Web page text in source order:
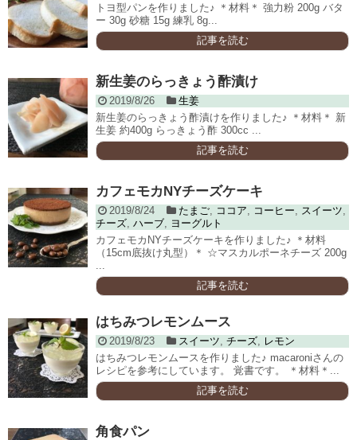
トヨ型パンを作りました♪ ＊材料＊ 強力粉 200g バタ
ー 30g 砂糖 15g 練乳 8g...
記事を読む
新生姜のらっきょう酢漬け
2019/8/26
生姜
新生姜のらっきょう酢漬けを作りました♪ ＊材料＊ 新
生姜 約400g らっきょう酢 300cc ...
記事を読む
カフェモカNYチーズケーキ
2019/8/24 たまご, ココア コーヒー スイーツ
チーズ ハーブ
ヨーグルト
カフェモカNYチーズケーキを作りました♪ ＊材料
（15cm底抜け丸型）＊ ☆マスカルポーネチーズ 200g
記事を読む
はちみつレモンムース
2019/8/23 スイーツ チーズ,
レモン
はちみつレモンムースを作りました♪ macaroniさんの
レシピを参考にしています。 覚書です。 ＊材料＊...
記事を読む
角食パン